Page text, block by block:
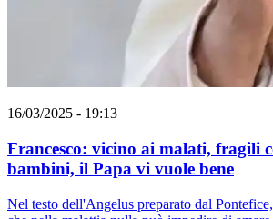
16/03/2025 - 19:13
Francesco: vicino ai malati, fragili
bambini, il Papa vi vuole bene
Nel testo dell'Angelus preparato dal